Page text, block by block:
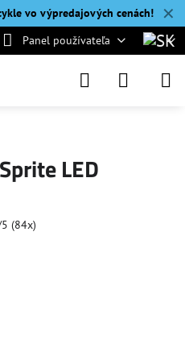
✕
vo výpredajových cenách!
Panel používateľa
LED
5 (84x)